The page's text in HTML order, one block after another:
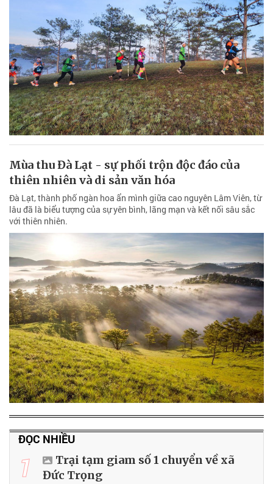
Mùa thu Đà Lạt - sự phối trộn độc đáo của
thiên nhiên và di sản văn hóa
Đà Lạt, thành phố ngàn hoa ẩn mình giữa cao nguyên Lâm Viên, từ
lâu đã là biểu tượng của sự yên bình, lãng mạn và kết nối sâu sắc
với thiên nhiên.
ĐỌC NHIỀU
1
Trại tạm giam số 1 chuyển về xã
Đức Trọng